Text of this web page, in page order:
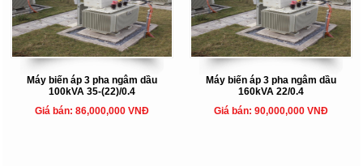
Máy biến áp 3 pha ngâm dầu
100kVA 35-(22)/0.4
Giá bán: 86,000,000 VNĐ
Máy biến áp 3 pha ngâm dầu
160kVA 22/0.4
Giá bán: 90,000,000 VNĐ